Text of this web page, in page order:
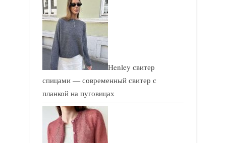
с
ь
:
Henley свитер
спицами — современный свитер с
планкой на пуговицах